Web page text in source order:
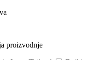
proizvodnje